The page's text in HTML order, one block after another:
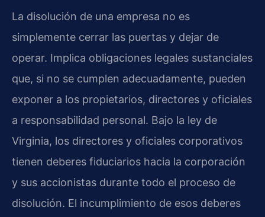
La disolución de una empresa no es
simplemente cerrar las puertas y dejar de
operar. Implica obligaciones legales sustanciales
que, si no se cumplen adecuadamente, pueden
exponer a los propietarios, directores y oficiales
a responsabilidad personal. Bajo la ley de
Virginia, los directores y oficiales corporativos
tienen deberes fiduciarios hacia la corporación
y sus accionistas durante todo el proceso de
disolución. El incumplimiento de esos deberes